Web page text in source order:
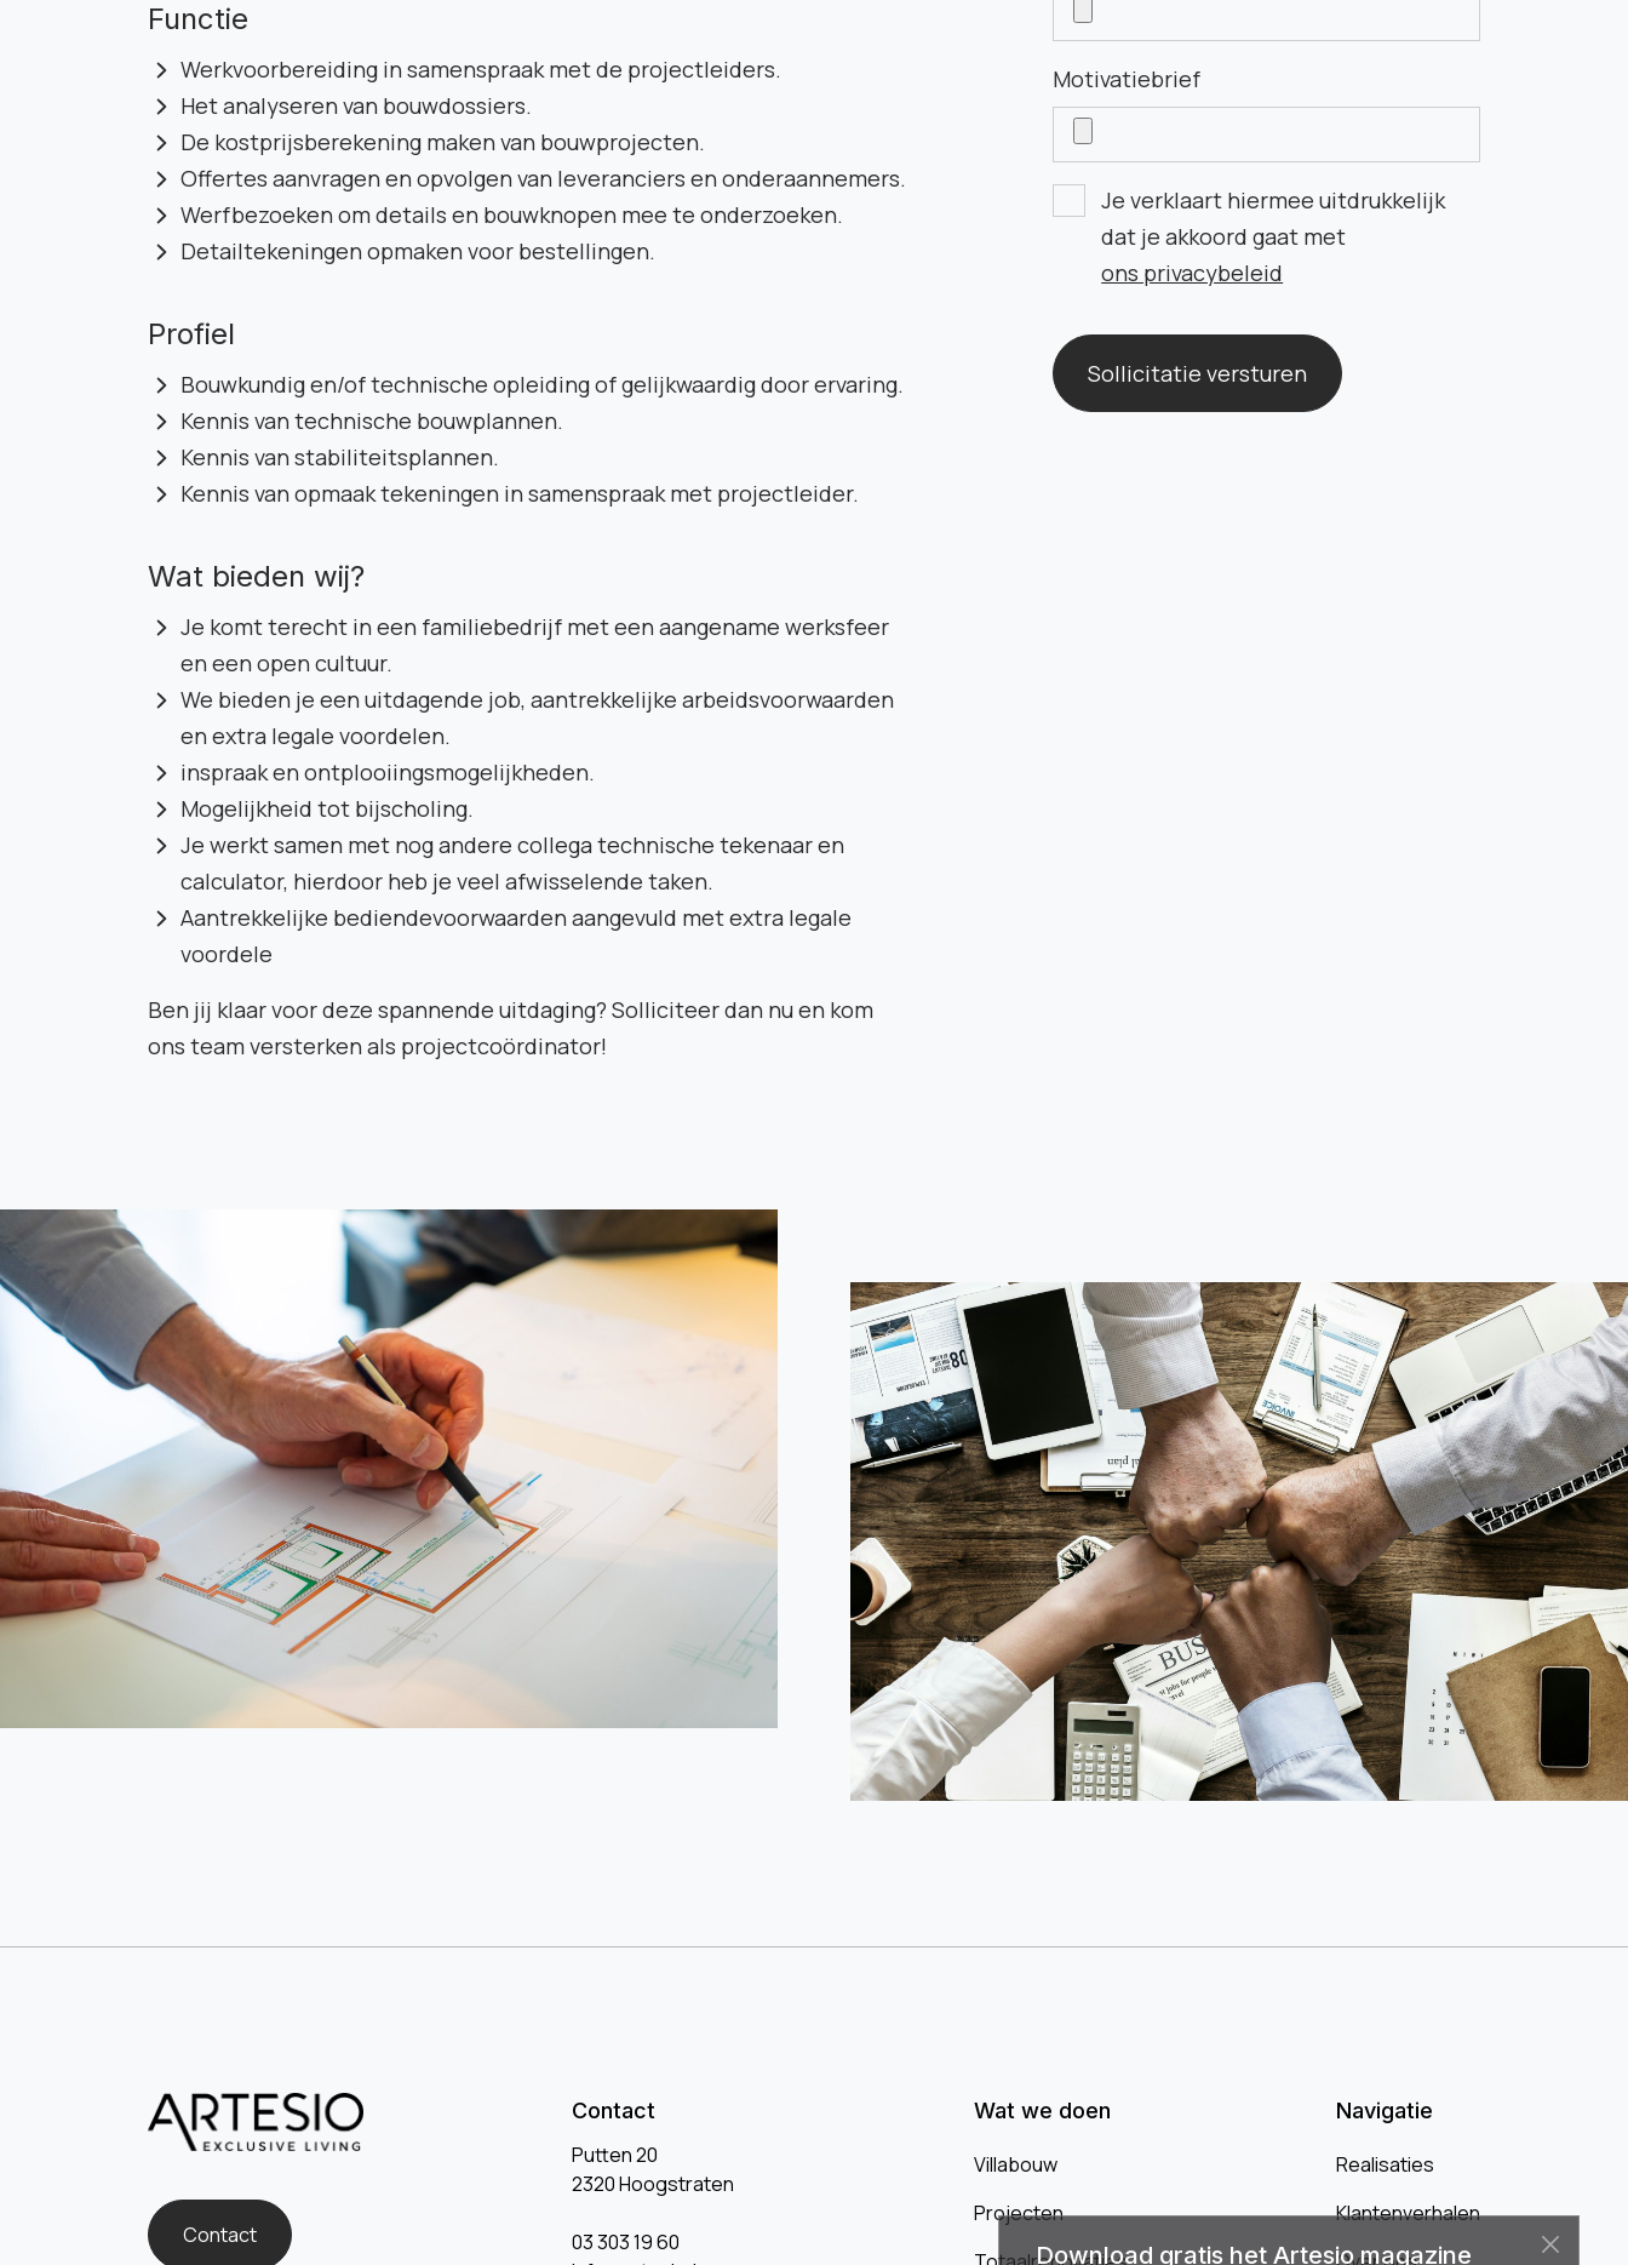
Functie
Werkvoorbereiding in samenspraak met de projectleiders.
Het analyseren van bouwdossiers.
De kostprijsberekening maken van bouwprojecten.
Offertes aanvragen en opvolgen van leveranciers en onderaannemers.
Werfbezoeken om details en bouwknopen mee te onderzoeken.
Detailtekeningen opmaken voor bestellingen.
Profiel
Bouwkundig en/of technische opleiding of gelijkwaardig door ervaring.
Kennis van technische bouwplannen.
Kennis van stabiliteitsplannen.
Kennis van opmaak tekeningen in samenspraak met projectleider.
Wat bieden wij?
Je komt terecht in een familiebedrijf met een aangename werksfeer
en een open cultuur.
We bieden je een uitdagende job, aantrekkelijke arbeidsvoorwaarden
en extra legale voordelen.
inspraak en ontplooiingsmogelijkheden.
Mogelijkheid tot bijscholing.
Je werkt samen met nog andere collega technische tekenaar en
calculator, hierdoor heb je veel afwisselende taken.
Aantrekkelijke bediendevoorwaarden aangevuld met extra legale
voordele
Ben jij klaar voor deze spannende uitdaging? Solliciteer dan nu en kom
ons team versterken als projectcoördinator!
Motivatiebrief
Je verklaart hiermee uitdrukkelijk
dat je akkoord gaat met
ons privacybeleid
Sollicitatie versturen
Contact
Contact
Putten 20
2320 Hoogstraten
03 303 19 60
Wat we doen
Villabouw
Projecten
Navigatie
Realisaties
Klantenverhalen
Download gratis het Artesio magazine